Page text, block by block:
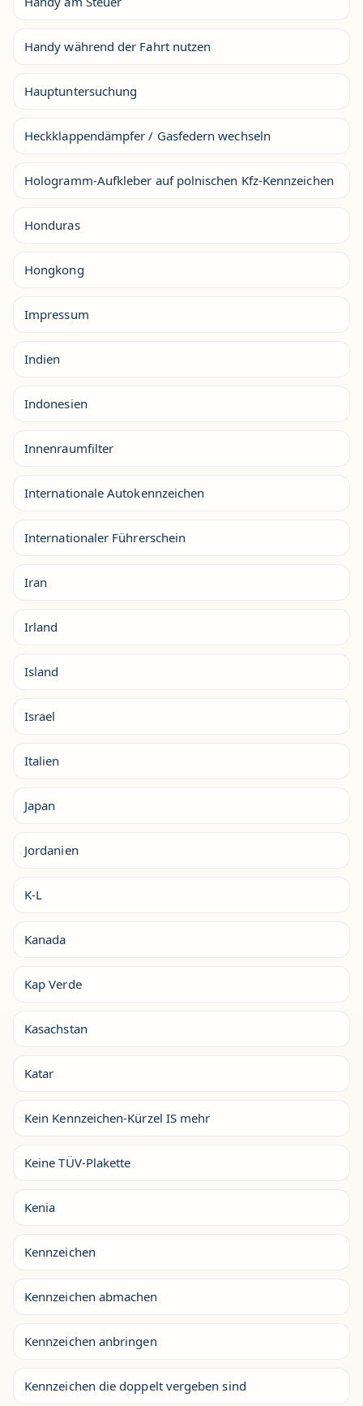
Handy während der Fahrt nutzen
Hauptuntersuchung
Heckklappendämpfer / Gasfedern wechseln
Hologramm-Aufkleber auf polnischen Kfz-Kennzeichen
Honduras
Hongkong
Impressum
Indien
Indonesien
Innenraumfilter
Internationale Autokennzeichen
Internationaler Führerschein
Iran
Irland
Island
Israel
Italien
Japan
Jordanien
K-L
Kanada
Kap Verde
Kasachstan
Katar
Kein Kennzeichen-Kürzel IS mehr
Keine TÜV-Plakette
Kenia
Kennzeichen
Kennzeichen abmachen
Kennzeichen anbringen
Kennzeichen die doppelt vergeben sind